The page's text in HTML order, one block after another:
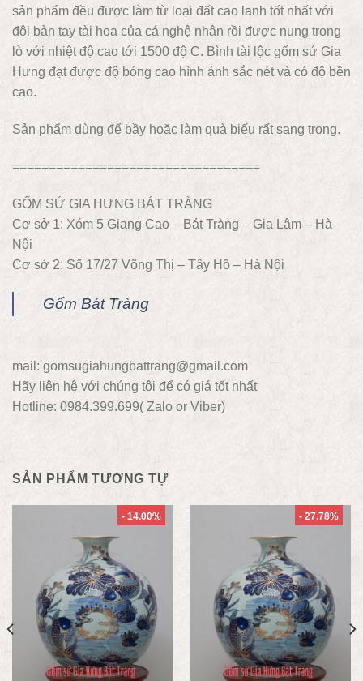
sản phẩm đều được làm từ loại đất cao lanh tốt nhất với
đôi bàn tay tài hoa của cá nghệ nhân rồi được nung trong
lò với nhiệt độ cao tới 1500 độ C. Bình tài lộc gốm sứ Gia
Hưng đạt được độ bóng cao hình ảnh sắc nét và có độ bền
cao.
Sản phẩm dùng để bầy hoặc làm quà biếu rất sang trọng.
==================================
GỐM SỨ GIA HƯNG BÁT TRÀNG
Cơ sở 1: Xóm 5 Giang Cao – Bát Tràng – Gia Lâm – Hà
Nội
Cơ sở 2: Số 17/27 Võng Thị – Tây Hồ – Hà Nội
Gốm Bát Tràng
mail: gomsugiahungbattrang@gmail.com
Hãy liên hệ với chúng tôi để có giá tốt nhất
Hotline: 0984.399.699( Zalo or Viber)
SẢN PHẨM TƯƠNG TỰ
- 14.00% - 27.78%